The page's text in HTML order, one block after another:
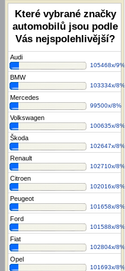
Které vybrané značky
automobilů jsou podle
Vás nejspolehlivější?
Audi
105468x/9%
BMW
103334x/8%
Mercedes
99500x/8%
Volkswagen
100635x/8%
Škoda
102647x/8%
Renault
102710x/8%
Citroen
102016x/8%
Peugeot
101658x/8%
Ford
101588x/8%
Fiat
102804x/8%
Opel
101693x/8%